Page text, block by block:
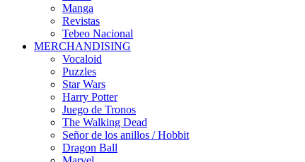
Manga
Revistas
Tebeo Nacional
MERCHANDISING
Vocaloid
Puzzles
Star Wars
Harry Potter
Juego de Tronos
The Walking Dead
Señor de los anillos / Hobbit
Dragon Ball